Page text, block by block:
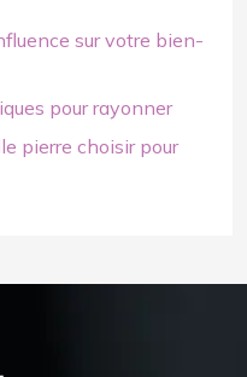
sur votre bien-
pour rayonner
pierre choisir pour